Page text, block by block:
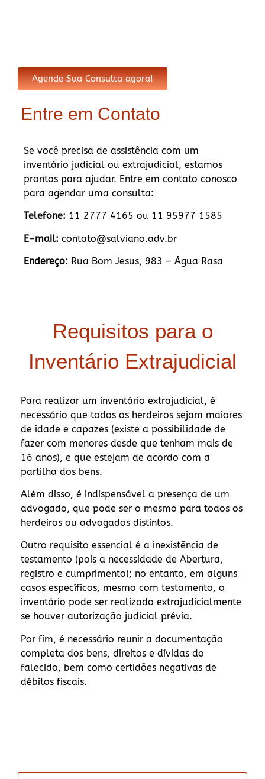
Agende Sua Consulta agora!
Entre em Contato
Se você precisa de assistência com um
inventário judicial ou extrajudicial, estamos
prontos para ajudar. Entre em contato conosco
para agendar uma consulta:
Telefone: 11 2777 4165 ou 11 95977 1585
E-mail: contato@salviano.adv.br
Endereço: Rua Bom Jesus, 983 – Água Rasa
Requisitos para o
Inventário Extrajudicial
Para realizar um inventário extrajudicial, é
necessário que todos os herdeiros sejam maiores
de idade e capazes (existe a possibilidade de
fazer com menores desde que tenham mais de
16 anos), e que estejam de acordo com a
partilha dos bens.
Além disso, é indispensável a presença de um
advogado, que pode ser o mesmo para todos os
herdeiros ou advogados distintos.
Outro requisito essencial é a inexistência de
testamento (pois a necessidade de Abertura,
registro e cumprimento); no entanto, em alguns
casos específicos, mesmo com testamento, o
inventário pode ser realizado extrajudicialmente
se houver autorização judicial prévia.
Por fim, é necessário reunir a documentação
completa dos bens, direitos e dívidas do
falecido, bem como certidões negativas de
débitos fiscais.